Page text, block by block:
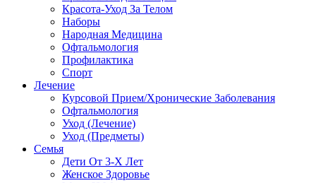
Красота-Уход За Телом
Наборы
Народная Медицина
Офтальмология
Профилактика
Спорт
Лечение
Курсовой Прием/Хронические Заболевания
Офтальмология
Уход (Лечение)
Уход (Предметы)
Семья
Дети От 3-Х Лет
Женское Здоровье